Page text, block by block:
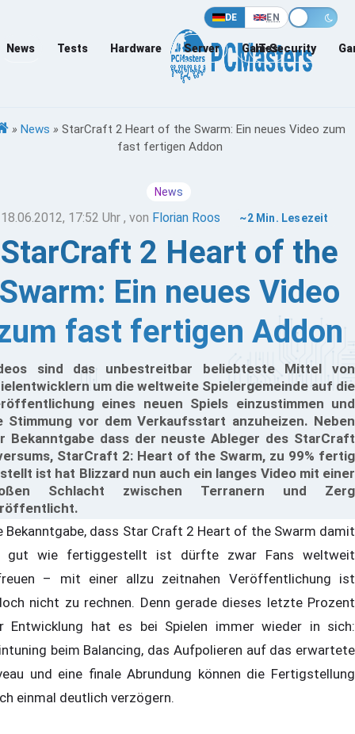
DE EN
News Tests Hardware Server Games
IT-Security
» News » StarCraft 2 Heart of the Swarm: Ein neues Video zum
fast fertigen Addon
News
18.06.2012, 17:52 Uhr , von Florian Roos ~2 Min. Lesezeit
StarCraft 2 Heart of the
Swarm: Ein neues Video
fast fertigen Addon
sind das unbestreitbar beliebteste Mittel von
um die weltweite Spielergemeinde auf die
eines neuen Spiels einzustimmen und
Stimmung vor dem Verkaufsstart anzuheizen. Neben
Bekanntgabe dass der neuste Ableger des StarCraft
StarCraft 2: Heart of the Swarm, zu 99% fertig
ist hat Blizzard nun auch ein langes Video mit einer
Schlacht zwischen Terranern und Zerg
Bekanntgabe, dass Star Craft 2 Heart of the Swarm damit
gut wie fertiggestellt ist dürfte zwar Fans weltweit
– mit einer allzu zeitnahen Veröffentlichung ist
nicht zu rechnen. Denn gerade dieses letzte Prozent
Entwicklung hat es bei Spielen immer wieder in sich:
beim Balancing, das Aufpolieren auf das erwartete
und eine finale Abrundung können die Fertigstellung
einmal deutlich verzögern.